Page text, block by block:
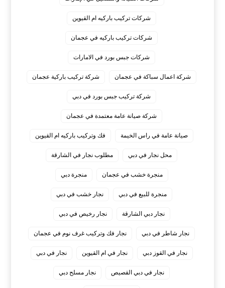
شركات تركيب باركيه ام القيوين
شركات تركيب باركيه في عجمان
شركات جبس بورد في الامارات
شركة اعمال سباكة في عجمان شركة تركيب باركية عجمان
شركة تركيب جبس بورد في دبي
شركة صيانة عامة معتمدة في عجمان
صيانة عامة في راس الخيمة فك وتركيب باركيه ام القيوين
محل نجار في دبي مطلوب نجار في الشارقة
منجرة خشب في عجمان منجرة دبي
منجرة للبيع في دبي نجار خشب في دبي
نجار دبي الشارقة نجار رخيص في دبي
نجار شاطر في دبي نجار فك وتركيب غرف نوم في عجمان
نجار في القوز دبي نجار في ام القيوين نجار في دبي
نجار في دبي القصيص نجار مسلح دبي